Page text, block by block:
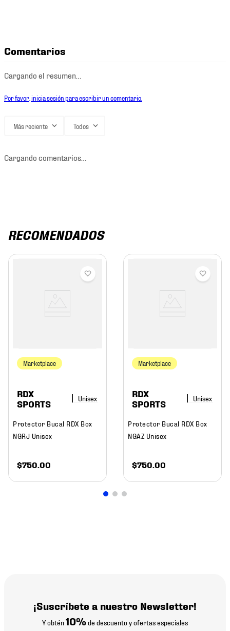
Comentarios
Cargando el resumen…
Por favor, inicia sesión para escribir un comentario.
Más reciente Todos
Cargando comentarios…
RECOMENDADOS
Marketplace
RDX
SPORTS
Protector Bucal RDX Box
NGRJ Unisex
$750.00
Marketplace
RDX
SPORTS
Protector Bucal RDX Box
NGAZ Unisex
$750.00
¡Suscríbete a nuestro Newsletter!
Y obtén10% de descuento y ofertas especiales